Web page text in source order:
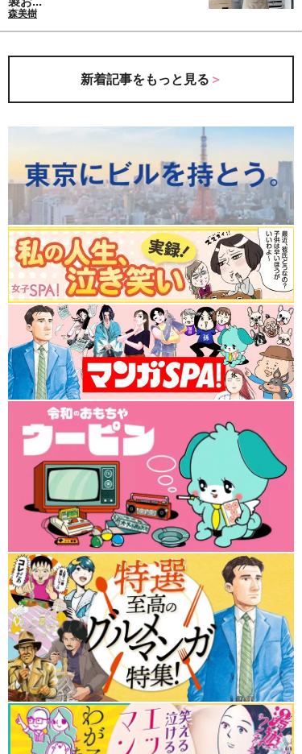
森美樹
新着記事をもっと見る